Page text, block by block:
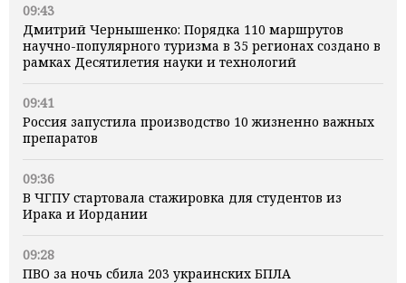
09:43
Дмитрий Чернышенко: Порядка 110 маршрутов
научно-популярного туризма в 35 регионах создано в
рамках Десятилетия науки и технологий
09:41
Россия запустила производство 10 жизненно важных
препаратов
09:36
В ЧГПУ стартовала стажировка для студентов из
Ирака и Иордании
09:28
ПВО за ночь сбила 203 украинских БПЛА